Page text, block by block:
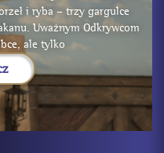
i ryba – trzy gargulce
Uważnym Odkrywcom
ale tylko